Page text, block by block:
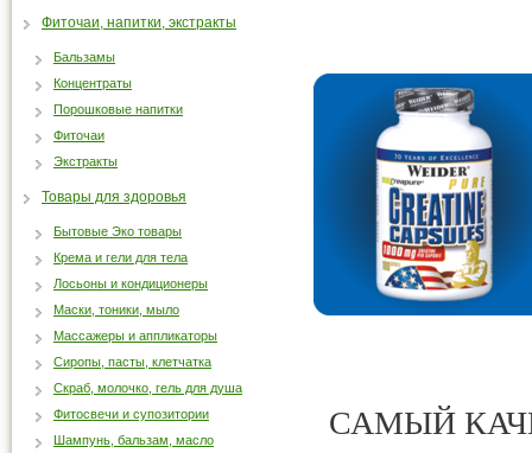
САМЫЙ
Фиточаи, напитки, экстракты
Бальзамы
Концентраты
Порошковые напитки
Фиточаи
Экстракты
Товары для здоровья
Бытовые Эко товары
Крема и гели для тела
Лосьоны и кондиционеры
Маски, тоники, мыло
Массажеры и аппликаторы
Сиропы, пасты, клетчатка
Скраб, молочко, гель для душа
Фитосвечи и супозитории
Шампунь, бальзам, масло